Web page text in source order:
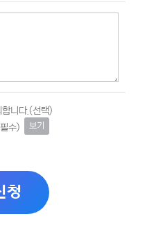
니다.(선택)
수)
보기
청